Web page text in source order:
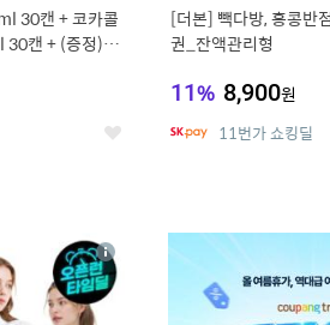
30캔 + 코카콜
캔 + (증정) 콜
좋
[더본] 빽다방, 홍콩반
권_잔액관리형
11% 8,900원
11번가 쇼킹딜
상
세
8